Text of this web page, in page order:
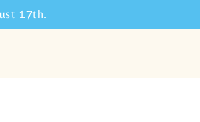
17th.